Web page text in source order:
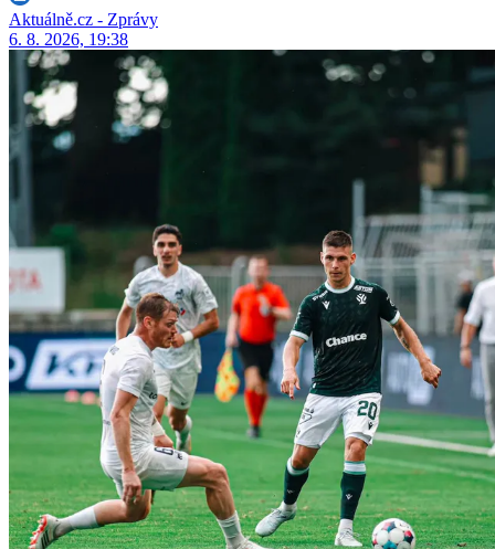
Aktuálně.cz - Zprávy
6. 8. 2026, 19:38